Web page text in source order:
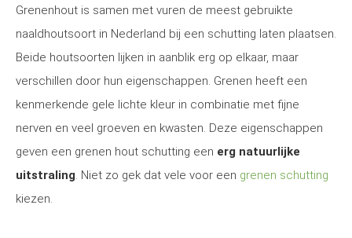
Grenenhout is samen met vuren de meest gebruikte
naaldhoutsoort in Nederland bij een schutting laten plaatsen.
Beide houtsoorten lijken in aanblik erg op elkaar, maar
verschillen door hun eigenschappen. Grenen heeft een
kenmerkende gele lichte kleur in combinatie met fijne
nerven en veel groeven en kwasten. Deze eigenschappen
geven een grenen hout schutting een erg natuurlijke
uitstraling. Niet zo gek dat vele voor een grenen schutting
kiezen.